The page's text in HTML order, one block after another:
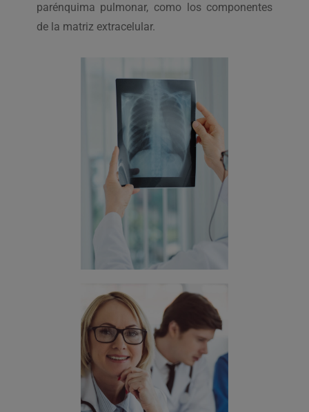
parénquima pulmonar, como los componentes
de la matriz extracelular.